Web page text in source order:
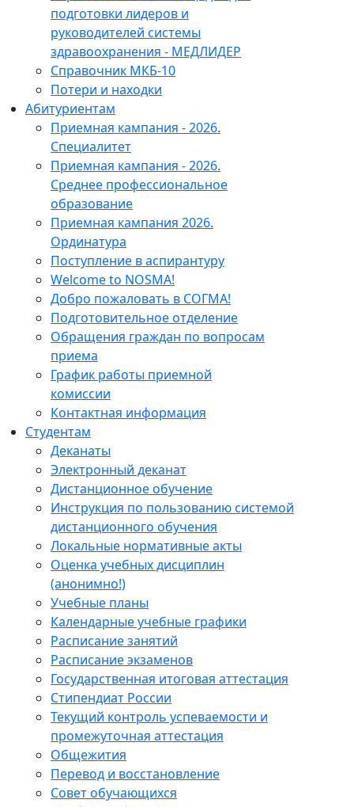
подготовки лидеров и
руководителей системы
здравоохранения - МЕДЛИДЕР
Справочник МКБ-10
Потери и находки
Абитуриентам
Приемная кампания - 2026.
Специалитет
Приемная кампания - 2026.
Среднее профессиональное
образование
Приемная кампания 2026.
Ординатура
Поступление в аспирантуру
Welcome to NOSMA!
Добро пожаловать в СОГМА!
Подготовительное отделение
Обращения граждан по вопросам
приема
График работы приемной
комиссии
Контактная информация
Студентам
Деканаты
Электронный деканат
Дистанционное обучение
Инструкция по пользованию системой
дистанционного обучения
Локальные нормативные акты
Оценка учебных дисциплин
(анонимно!)
Учебные планы
Календарные учебные графики
Расписание занятий
Расписание экзаменов
Государственная итоговая аттестация
Стипендиат России
Текущий контроль успеваемости и
промежуточная аттестация
Общежития
Перевод и восстановление
Совет обучающихся